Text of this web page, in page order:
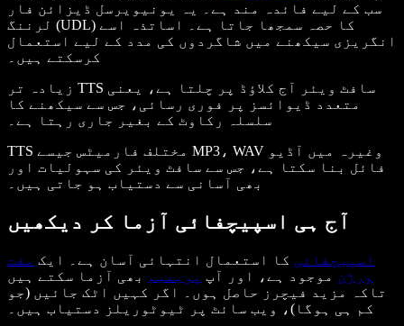
سب کے لیے فائدہ مند ہے۔ یہ یونیویرسل ڈیزائن فار
لرننگ (UDL) کا حصہ سمجھا جاتا ہے۔ اساتذہ اسے
انگریزی سیکھنے میں شاگردوں کی مدد کے لیے استعمال
کرسکتے ہیں۔
زیادہ تر TTS سافٹ ویئر آج کلاؤڈ پر چلتا ہے، یعنی
متعدد ڈیوائسز پر فوری رسائی، جس سے سیکھنے کا
سلسلہ رکاوٹ کے بغیر جاری رہتا ہے۔
TTS مختلف فارمیٹس جیسے MP3، WAV وغیرہ میں آڈیو
فائل بنا سکتا ہے، جس سے سافٹ ویئر کی سہولیات اور
بھی آسانی سے دستیاب ہو جاتی ہیں۔
آج ہی اسپیچفائی آزما کر دیکھیں
اسپیچفائی کا استعمال انتہائی آسان ہے۔ ایک مفت
ورژن موجود ہے، اور آپ پریمیم
بھی آزما سکتے ہیں
تاکہ مزید فیچرز حاصل ہوں۔ اگر کہیں اٹک جائیں (جو
کم ہی ہوگا)، ویب سائٹ پر ٹیوٹوریلز دستیاب ہیں۔